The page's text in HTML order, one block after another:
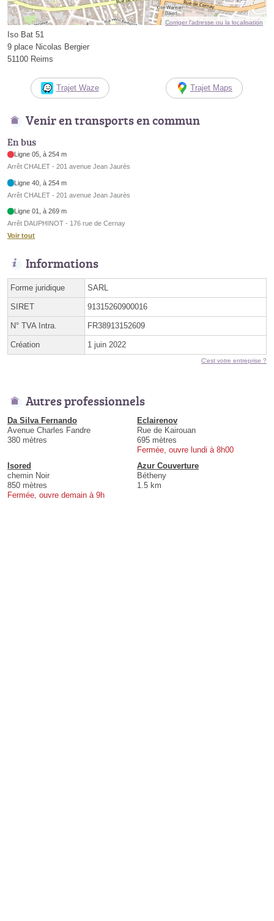
Corriger l’adresse ou la localisation
Iso Bat 51
9 place Nicolas Bergier
51100 Reims
Trajet Waze Trajet Maps
Venir en transports en commun
En bus
Ligne 05, à 254 m
Arrêt CHALET - 201 avenue Jean Jaurès
Ligne 40, à 254 m
Arrêt CHALET - 201 avenue Jean Jaurès
Ligne 01, à 269 m
Arrêt DAUPHINOT - 176 rue de Cernay
Voir tout
Informations
Forme juridique SARL
SIRET 91315260900016
N° TVA Intra. FR38913152609
Création 1 juin 2022
C'est votre entreprise ?
Autres professionnels
Da Silva Fernando
Avenue Charles Fandre
380 mètres
Eclairenov
Rue de Kairouan
695 mètres
Fermée, ouvre lundi à 8h00
Isored
chemin Noir
850 mètres
Fermée, ouvre demain à 9h
Azur Couverture
Bétheny
1.5 km